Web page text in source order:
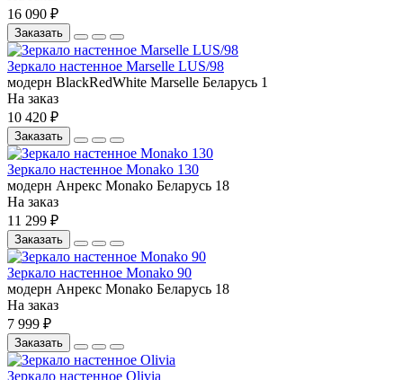
16 090 ₽
Заказать
Зеркало настенное Marselle LUS/98
модерн BlackRedWhite Marselle Беларусь 1
На заказ
10 420 ₽
Заказать
Зеркало настенное Monako 130
модерн Анрекс Monako Беларусь 18
На заказ
11 299 ₽
Заказать
Зеркало настенное Monako 90
модерн Анрекс Monako Беларусь 18
На заказ
7 999 ₽
Заказать
Зеркало настенное Olivia